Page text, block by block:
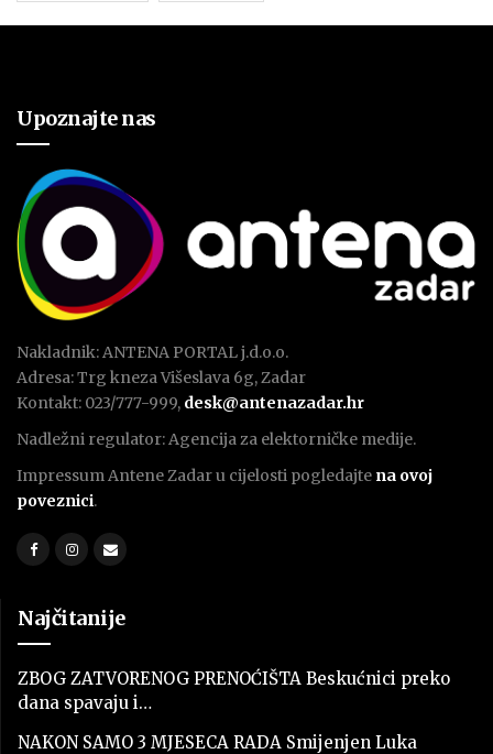
Upoznajte nas
Nakladnik: ANTENA PORTAL j.d.o.o.
Adresa: Trg kneza Višeslava 6g, Zadar
Kontakt: 023/777-999, desk@antenazadar.hr
Nadležni regulator: Agencija za elektorničke medije.
Impressum Antene Zadar u cijelosti pogledajte na ovoj
poveznici.
Najčitanije
ZBOG ZATVORENOG PRENOĆIŠTA Beskućnici preko
dana spavaju i…
NAKON SAMO 3 MJESECA RADA Smijenjen Luka